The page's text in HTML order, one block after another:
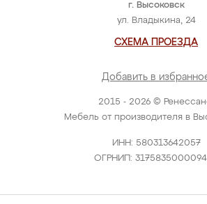
2015 - 2026 ©
Мебель от производителя в
ИНН: 580313642057
ОГРНИП:
г. Высоковск
ул. Владыкина, 24
СХЕМА ПРОЕЗДА
Добавить в